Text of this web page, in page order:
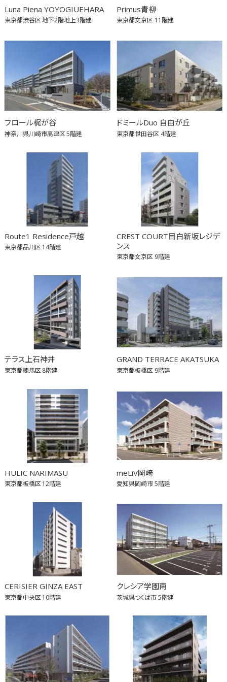
Luna Piena YOYOGIUEHARA
東京都渋谷区地下2階地上3階建
Primus青柳
東京都文京区 11階建
フロール梶が谷
神奈川県川崎市高津区5階建
ドミールDuo 自由が丘
東京都世田谷区 4階建
Route1 Residence戸越
東京都品川区14階建
CREST COURT目白新坂レジデ
ンス
東京都文京区 9階建
テラス上石神井
東京都練馬区8階建
GRAND TERRACE AKATSUKA
東京都板橋区 9階建
HULIC NARIMASU
東京都板橋区12階建
meLiV岡崎
愛知県岡崎市5階建
CERISIER GINZA EAST
東京都中央区10階建
クレシア学園南
茨城県つくば市5階建